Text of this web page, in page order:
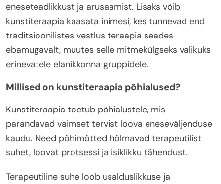
eneseteadlikkust ja arusaamist. Lisaks võib
kunstiteraapia kaasata inimesi, kes tunnevad end
traditsioonilistes vestlus teraapia seades
ebamugavalt, muutes selle mitmekülgseks valikuks
erinevatele elanikkonna gruppidele.
Millised on kunstiteraapia põhialused?
Kunstiteraapia toetub põhialustele, mis
parandavad vaimset tervist loova eneseväljenduse
kaudu. Need põhimõtted hõlmavad terapeutilist
suhet, loovat protsessi ja isiklikku tähendust.
Terapeutiline suhe loob usalduslikkuse ja